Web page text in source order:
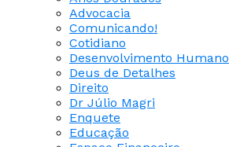
Advocacia
Comunicando!
Cotidiano
Desenvolvimento Humano
Deus de Detalhes
Direito
Dr Júlio Magri
Enquete
Educação